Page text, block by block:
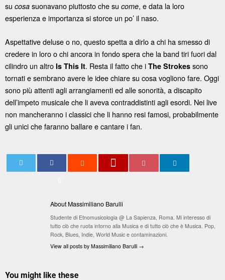
su cosa suonavano piuttosto che su come, e data la loro
esperienza e importanza si storce un po’ il naso.
Aspettative deluse o no, questo spetta a dirlo a chi ha smesso di
credere in loro o chi ancora in fondo spera che la band tiri fuori dal
cilindro un altro Is This It. Resta il fatto che i The Strokes sono
tornati e sembrano avere le idee chiare su cosa vogliono fare. Oggi
sono più attenti agli arrangiamenti ed alle sonorità, a discapito
dell’impeto musicale che li aveva contraddistinti agli esordi. Nei live
non mancheranno i classici che li hanno resi famosi, probabilmente
gli unici che faranno ballare e cantare i fan.
About Massimiliano Barulli
Studente di Etnomusicologia @ La Sapienza, Roma. Mi interesso di
tutto ciò che ruota intorno alla Musica e di tutto ciò che è Musica. Pop,
Rock, Blues, Indie, World Music e contaminazioni.
View all posts by Massimiliano Barulli →
You might like these